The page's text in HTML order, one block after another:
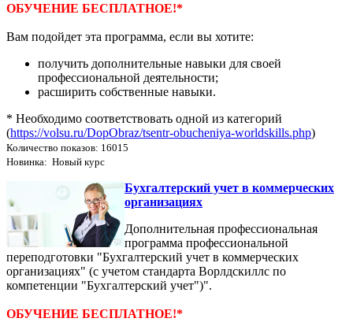
ОБУЧЕНИЕ БЕСПЛАТНОЕ!*
Вам подойдет эта программа, если вы хотите:
получить дополнительные навыки для своей
профессиональной деятельности;
расширить собственные навыки.
* Необходимо соответствовать одной из категорий
(https://volsu.ru/DopObraz/tsentr-obucheniya-worldskills.php)
Количество показов: 16015
Новинка: Новый курс
Бухгалтерский учет в коммерческих
организациях
Дополнительная профессиональная
программа профессиональной
переподготовки "Бухгалтерский учет в коммерческих
организациях" (с учетом стандарта Ворлдскиллс по
компетенции "Бухгалтерский учет")".
ОБУЧЕНИЕ БЕСПЛАТНОЕ!*